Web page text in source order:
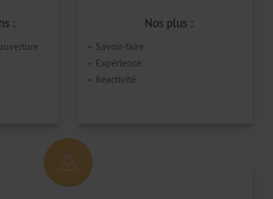
: Nos plus :
Savoir-faire
Expérience
Réactivité